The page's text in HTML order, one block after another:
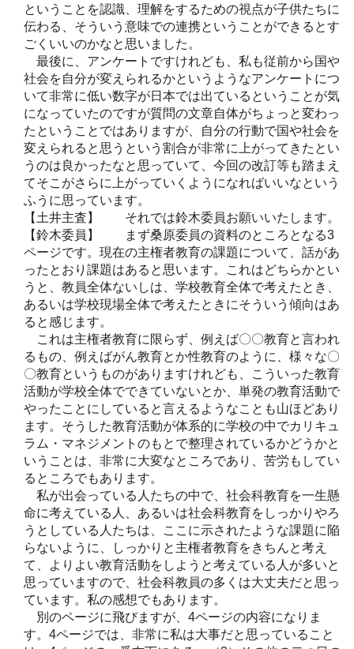
ということを認識、理解をするための視点が子供たちに
伝わる、そういう意味での連携ということができるとす
ごくいいのかなと思いました。
最後に、アンケートですけれども、私も従前から国や
社会を自分が変えられるかというようなアンケートにつ
いて非常に低い数字が日本では出ているということが気
になっていたのですが質問の文章自体がちょっと変わっ
たということではありますが、自分の行動で国や社会を
変えられると思うという割合が非常に上がってきたとい
うのは良かったなと思っていて、今回の改訂等も踏まえ
てそこがさらに上がっていくようになればいいなという
ふうに思っています。
【土井主査】 それでは鈴木委員お願いいたします。
【鈴木委員】 まず桑原委員の資料のところとなる3
ページです。現在の主権者教育の課題について、話があ
ったとおり課題はあると思います。これはどちらかとい
うと、教員全体ないしは、学校教育全体で考えたとき、
あるいは学校現場全体で考えたときにそういう傾向はあ
ると感じます。
これは主権者教育に限らず、例えば〇〇教育と言われ
るもの、例えばがん教育とか性教育のように、様々な〇
〇教育というものがありますけれども、こういった教育
活動が学校全体でできていないとか、単発の教育活動で
やったことにしていると言えるようなことも山ほどあり
ます。そうした教育活動が体系的に学校の中でカリキュ
ラム・マネジメントのもとで整理されているかどうかと
いうことは、非常に大変なところであり、苦労もしてい
るところでもあります。
私が出会っている人たちの中で、社会科教育を一生懸
命に考えている人、あるいは社会科教育をしっかりやろ
うとしている人たちは、ここに示されたような課題に陥
らないように、しっかりと主権者教育をきちんと考え
て、よりよい教育活動をしようと考えている人が多いと
思っていますので、社会科教員の多くは大丈夫だと思っ
ています。私の感想でもあります。
別のページに飛びますが、4ページの内容になりま
す。4ページでは、非常に私は大事だと思っていること